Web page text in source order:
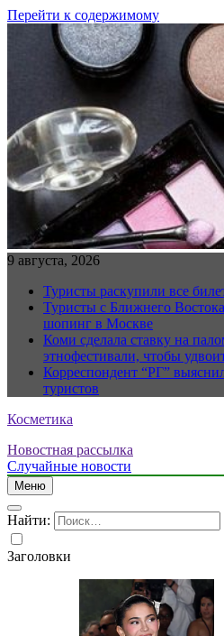
Перейти к содержимому
9 августа, 2026
Туристы раскупили все
Туристы с Ближнего
шопинг в Москве
Коми сделала ставку на
этнофестивали, чтобы
Корреспондент “РГ”
туристов
Косметика
Новостная рассылка
Случайные новости
Меню
Найти:
Заголовки